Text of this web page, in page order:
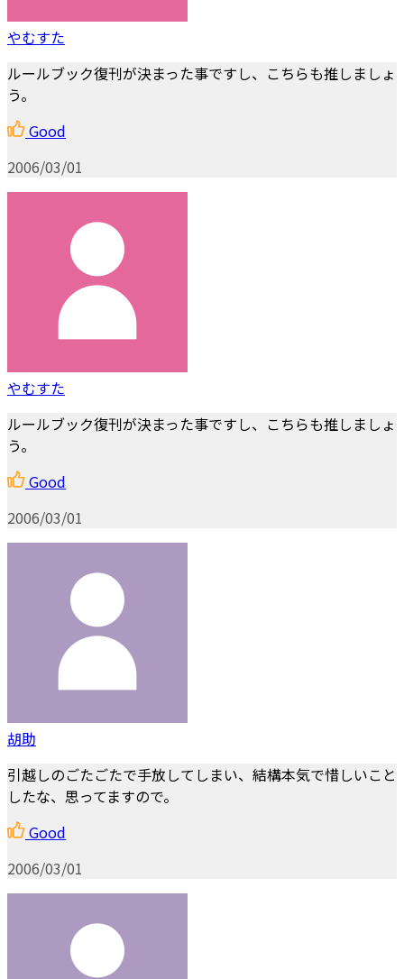
やむすた
ルールブック復刊が決まった事ですし、こちらも推しましょ
う。
Good
2006/03/01
やむすた
ルールブック復刊が決まった事ですし、こちらも推しましょ
う。
Good
2006/03/01
胡助
引越しのごたごたで手放してしまい、結構本気で惜しいこと
したな、思ってますので。
Good
2006/03/01